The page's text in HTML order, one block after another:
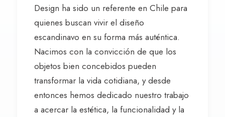
Design ha sido un referente en Chile para
quienes buscan vivir el diseño
escandinavo en su forma más auténtica.
Nacimos con la convicción de que los
objetos bien concebidos pueden
transformar la vida cotidiana, y desde
entonces hemos dedicado nuestro trabajo
a acercar la estética, la funcionalidad y la